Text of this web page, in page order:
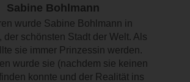
Sabine Bohlmann
wurde Sabine Bohlmann in
der schönsten Stadt der Welt. Als
sie immer Prinzessin werden.
wurde sie (nachdem sie keinen
konnte und der Realität ins